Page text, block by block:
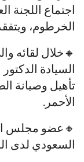
اجتماع اللجنة
الخرطوم،
🔸خلال لقائه
السيادة
تأهيل وصيانة
الأحمر.
🔸عضو مجلس
السعودي لدى